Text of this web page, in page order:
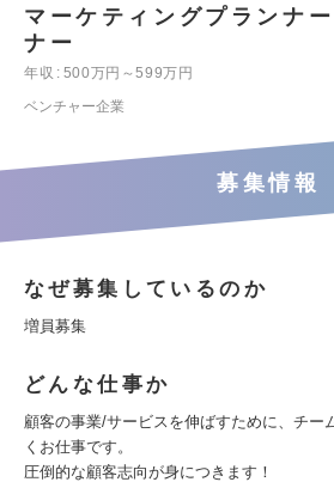
マーケティングプランナ
ナー
年収
500万円～599万円
ベンチャー企業
募集情報
なぜ募集しているのか
増員募集
どんな仕事か
顧客の事業/サービスを伸ばすために、チー
くお仕事です。
圧倒的な顧客志向が身につきます！